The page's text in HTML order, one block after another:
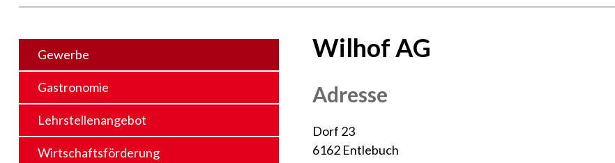
Gewerbe
Gastronomie
Lehrstellenangebot
Wirtschaftsförderung
Wilhof AG
Adresse
Dorf 23
6162 Entlebuch